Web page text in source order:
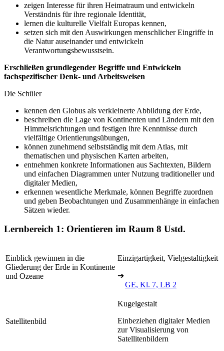
zeigen Interesse für ihren Heimatraum und entwickeln
Verständnis für ihre regionale Identität,
lernen die kulturelle Vielfalt Europas kennen,
setzen sich mit den Auswirkungen menschlicher Eingriffe in
die Natur auseinander und entwickeln
Verantwortungsbewusstsein.
Erschließen grundlegender Begriffe und Entwickeln
fachspezifischer Denk- und Arbeitsweisen
Die Schüler
kennen den Globus als verkleinerte Abbildung der Erde,
beschreiben die Lage von Kontinenten und Ländern mit den
Himmelsrichtungen und festigen ihre Kenntnisse durch
vielfältige Orientierungsübungen,
können zunehmend selbstständig mit dem Atlas, mit
thematischen und physischen Karten arbeiten,
entnehmen konkrete Informationen aus Sachtexten, Bildern
und einfachen Diagrammen unter Nutzung traditioneller und
digitaler Medien,
erkennen wesentliche Merkmale, können Begriffe zuordnen
und geben Beobachtungen und Zusammenhänge in einfachen
Sätzen wieder.
Lernbereich 1: Orientieren im Raum 8 Ustd.
Einblick gewinnen in die
Gliederung der Erde in Kontinente
und Ozeane
Einzigartigkeit, Vielgestaltigkeit
➔
GE, Kl. 7, LB 2
Satellitenbild
Kugelgestalt
Einbeziehen digitaler Medien
zur Visualisierung von
Satellitenbildern